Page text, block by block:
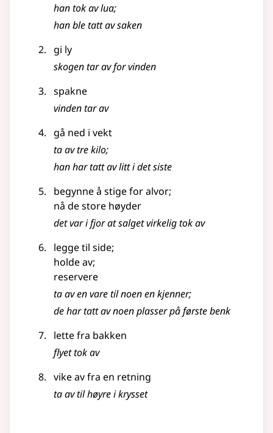
han tok av lua;
han ble tatt av saken
gi ly
skogen tar av for vinden
spakne
vinden tar av
gå ned i vekt
ta av tre kilo;
han har tatt av litt i det siste
begynne å stige for alvor;
nå de store høyder
det var i fjor at salget virkelig tok av
legge til side;
holde av;
reservere
ta av en vare til noen en kjenner;
de har tatt av noen plasser på første benk
lette fra bakken
flyet tok av
vike av fra en retning
ta av til høyre i krysset